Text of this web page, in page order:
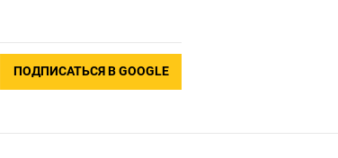
ПОДПИСАТЬСЯ В GOOGLE